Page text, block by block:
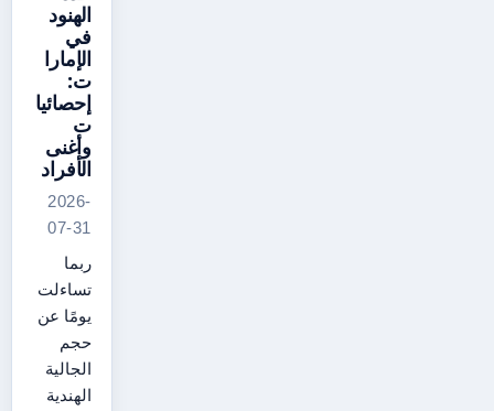
الهنود
في
الإمارا
ت:
إحصائيا
ت
وأغنى
الأفراد
2026-
07-31
ربما
تساءلت
يومًا عن
حجم
الجالية
الهندية